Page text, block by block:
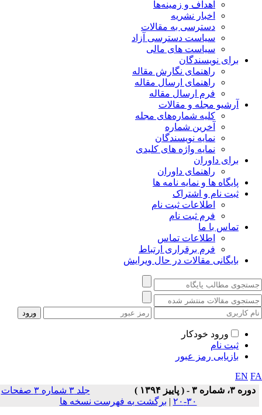
اهداف و زمینه‌ها
اخبار نشریه
دسترسی به مقالات
سیاست دسترسی آزاد
سیاست های مالی
برای نویسندگان
راهنمای نگارش مقاله
راهنمای ارسال مقاله
فرم ارسال مقاله
آرشیو مجله و مقالات
کلیه شماره‌های مجله
آخرین شماره
نمایه نویسندگان
نمایه واژه های کلیدی
برای داوران
راهنمای داوران
پایگاه ها و نمایه نامه ها
ثبت نام و اشتراک
اطلاعات ثبت نام
فرم ثبت نام
تماس با ما
اطلاعات تماس
فرم برقراری ارتباط
بایگانی مقالات در حال ویرایش
ورود خودکار
ثبت نام
بازیابی رمز عبور
EN
دوره ۳، شماره ۳ - ( پاییز ۱۳۹۴ )
جلد ۳ شماره ۳ صفحات
۳۰-۲۰
| برگشت به فهرست نسخه ها